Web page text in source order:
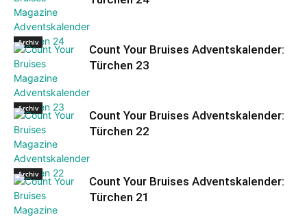
Archiv
Archiv
Count Your Bruises Adventskalender:
Türchen 23
Archiv
Count Your Bruises Adventskalender:
Türchen 22
Count Your Bruises Adventskalender:
Türchen 21